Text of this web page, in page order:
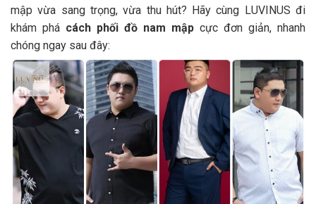
mập vừa sang trọng, vừa thu hút? Hãy cùng LUVINUS đi
khám phá cách phối đồ nam mập cực đơn giản, nhanh
chóng ngay sau đây: